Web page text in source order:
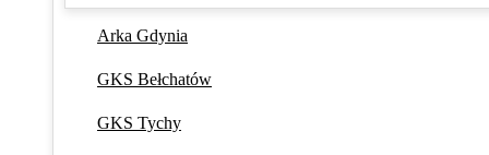
Arka Gdynia
GKS Bełchatów
GKS Tychy